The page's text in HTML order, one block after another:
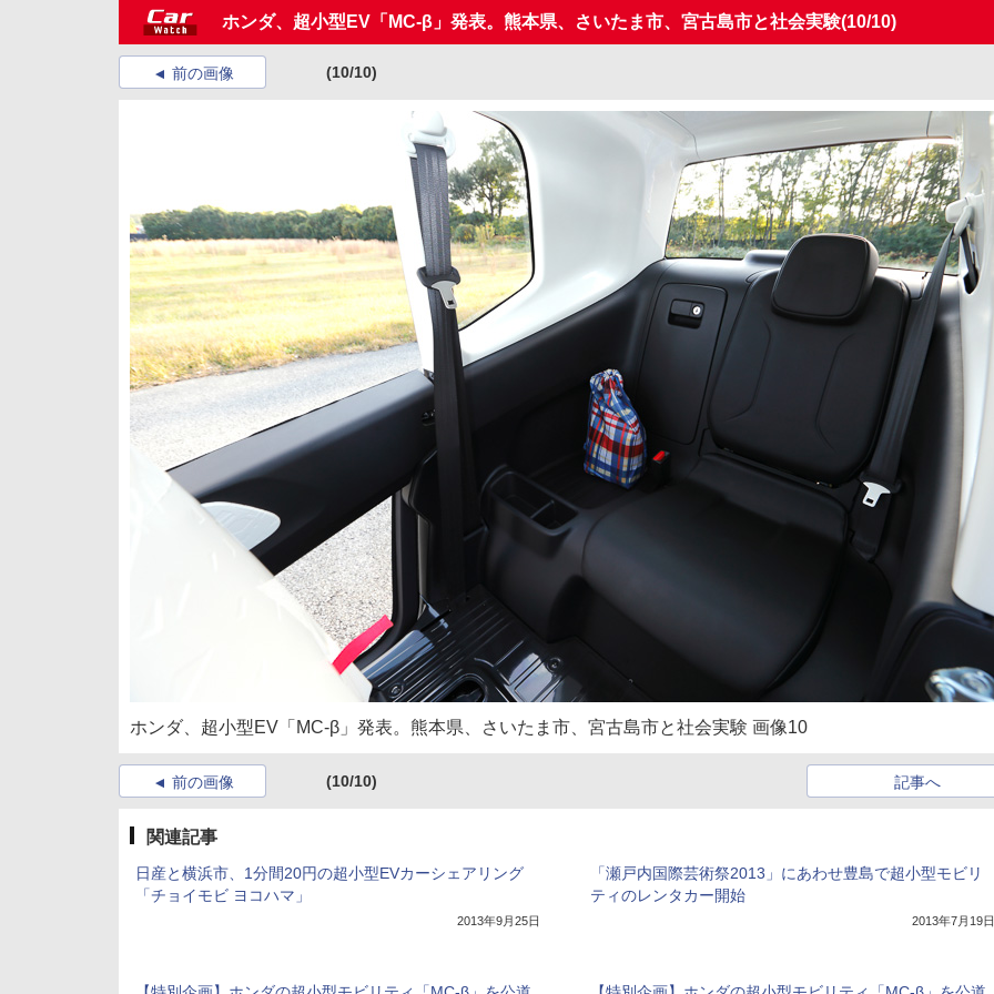
ホンダ、超小型EV「MC-β」発表。熊本県、さいたま市、宮古島市と社会実験(10/10)
前の画像 (10/10)
ホンダ、超小型EV「MC-β」発表。熊本県、さいたま市、宮古島市と社会実験 画像10
前の画像 (10/10) 記事へ
関連記事
日産と横浜市、1分間20円の超小型EVカーシェアリング
「チョイモビ ヨコハマ」
2013年9月25日
「瀬戸内国際芸術祭2013」にあわせ豊島で超小型モビリ
ティのレンタカー開始
2013年7月19日